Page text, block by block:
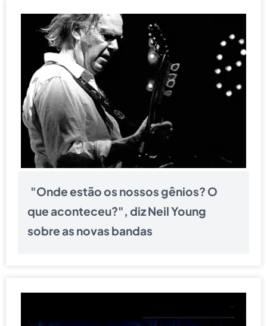
"Onde estão os nossos gênios? O
que aconteceu?", diz Neil Young
sobre as novas bandas